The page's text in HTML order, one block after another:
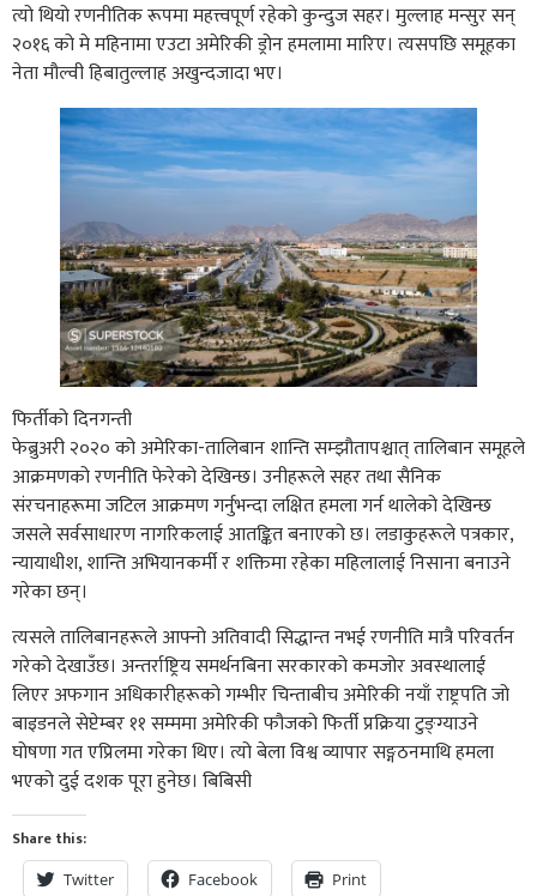
त्यो थियो रणनीतिक रूपमा महत्त्वपूर्ण रहेको कुन्दुज सहर। मुल्लाह मन्सुर सन्
२०१६ को मे महिनामा एउटा अमेरिकी ड्रोन हमलामा मारिए। त्यसपछि समूहका
नेता मौल्वी हिबातुल्लाह अखुन्दजादा भए।
फिर्तीको दिनगन्ती
फेब्रुअरी २०२० को अमेरिका-तालिबान शान्ति सम्झौतापश्चात्‌ तालिबान समूहले
आक्रमणको रणनीति फेरेको देखिन्छ। उनीहरूले सहर तथा सैनिक
संरचनाहरूमा जटिल आक्रमण गर्नुभन्दा लक्षित हमला गर्न थालेको देखिन्छ
जसले सर्वसाधारण नागरिकलाई आतङ्कित बनाएको छ। लडाकुहरूले पत्रकार,
न्यायाधीश, शान्ति अभियानकर्मी र शक्तिमा रहेका महिलालाई निसाना बनाउने
गरेका छन्।
त्यसले तालिबानहरूले आफ्नो अतिवादी सिद्धान्त नभई रणनीति मात्रै परिवर्तन
गरेको देखाउँछ। अन्तर्राष्ट्रिय समर्थनबिना सरकारको कमजोर अवस्थालाई
लिएर अफगान अधिकारीहरूको गम्भीर चिन्ताबीच अमेरिकी नयाँ राष्ट्रपति जो
बाइडनले सेप्टेम्बर ११ सम्ममा अमेरिकी फौजको फिर्ती प्रक्रिया टुङ्ग्याउने
घोषणा गत एप्रिलमा गरेका थिए। त्यो बेला विश्व व्यापार सङ्गठनमाथि हमला
भएको दुई दशक पूरा हुनेछ। बिबिसी
Share this:
Twitter Facebook Print